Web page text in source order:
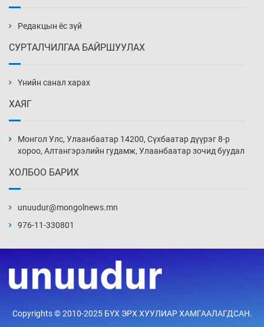
10 цаг 46 мин
11 цаг 16 мин
11 цаг 46 мин
хэмжээг шинэчлэн тогтоох нь
12 цаг 46 мин
мөнгө, хүрэл медаль хүртэв
Редакцын ёс зүй
СУРТАЛЧИЛГАА БАЙРШУУЛАХ
Үнийн санал харах
ХАЯГ
Монгол Улс, Улаанбаатар 14200, Сүхбаатар дүүрэг 8-р
хороо, Алтангэрэлийн гудамж, Улаанбаатар зочид буудал
ХОЛБОО БАРИХ
unuudur@mongolnews.mn
976-11-330801
Copyrights © 2010-2025 БҮХ ЭРХ ХУУЛИАР ХАМГААЛАГДСАН.